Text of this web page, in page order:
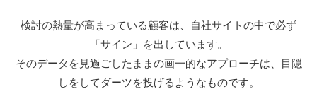
検討の熱量が高まっている顧客は、自社サイトの中で必ず
「サイン」を出しています。
そのデータを見過ごしたままの画一的なアプローチは、目隠
しをしてダーツを投げるようなものです。